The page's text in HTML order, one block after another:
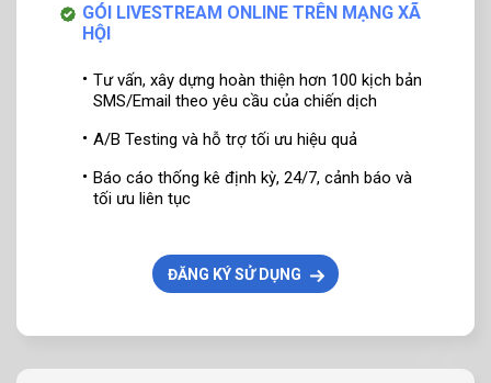
GÓI LIVESTREAM ONLINE TRÊN MẠNG XÃ
HỘI
Tư vấn, xây dựng hoàn thiện hơn 100 kịch bản
SMS/Email theo yêu cầu của chiến dịch
A/B Testing và hỗ trợ tối ưu hiệu quả
Báo cáo thống kê định kỳ, 24/7, cảnh báo và
tối ưu liên tục
ĐĂNG KÝ SỬ DỤNG